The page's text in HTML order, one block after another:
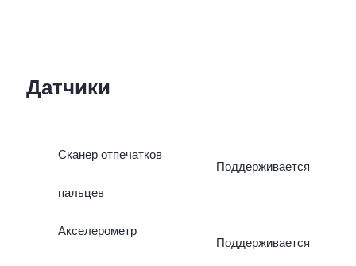
Датчики
Сканер отпечатков
пальцев
Поддерживается
Акселерометр
Поддерживается